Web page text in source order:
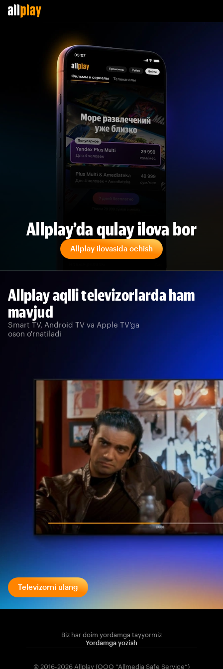
Allplay’da qulay ilova bor
Allplay ilovasida ochish
Allplay aqlli televizorlarda ham
mavjud
Smart TV, Android TV va Apple TV'ga
oson o'rnatiladi
Televizorni ulang
Biz har doim yordamga tayyormiz
Yordamga yozish
© 2016-2026 Allplay (OOO “Allmedia Safe Service”)